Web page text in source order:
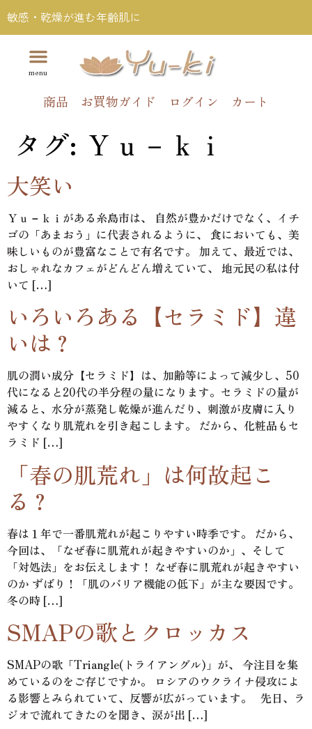
敏感・乾燥が進む年齢肌に
商品 お買物ガイド ログイン カート
タグ: Ｙｕ－ｋｉ
大笑い
Ｙｕ－ｋｉがある糸島市は、 自然が豊かだけでなく、イチ
ゴの「あまおう」に代表されるように、 食においても、美
味しいものが豊富なことで有名です。 加えて、最近では、
おしゃれなカフェがどんどん増えていて、 地元民の私は付
いて […]
いろいろある【セラミド】違
いは？
肌の潤い成分【セラミド】は、加齢等によって減少し、50
代になると20代の半分程の量になります。セラミドの量が
減ると、水分が蒸発し乾燥が進んだり、刺激が皮膚に入り
やすくなり肌荒れを引き起こします。 だから、化粧品もセ
ラミド […]
「春の肌荒れ」は何故起こ
る？
春は１年で一番肌荒れが起こりやすい時季です。 だから、
今回は、「なぜ春に肌荒れが起きやすいのか」、そして
「対処法」をお伝えします！ なぜ春に肌荒れが起きやすい
のか ずばり！「肌のバリア機能の低下」が主な要因です。
冬の時 […]
SMAPの歌とクロッカス
SMAPの歌「Triangle(トライアングル)」が、 今注目を集
めているのをご存じですか。 ロシアのウクライナ侵攻によ
る影響とみられていて、反響が広がっています。 先日、ラ
ジオで流れてきたのを聞き、涙が出 […]